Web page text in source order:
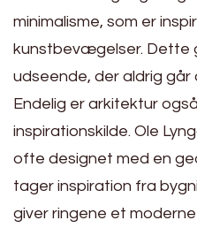
minimalisme, som er
kunstbevægelser. Dette
udseende, der aldrig går
Endelig er arkitektur
inspirationskilde. Ole
ofte designet med en
tager inspiration fra
giver ringene et